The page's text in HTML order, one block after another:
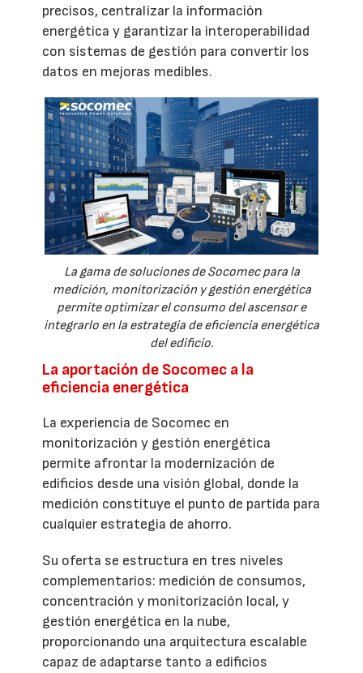
precisos, centralizar la información
energética y garantizar la interoperabilidad
con sistemas de gestión para convertir los
datos en mejoras medibles.
La gama de soluciones de Socomec para la
medición, monitorización y gestión energética
permite optimizar el consumo del ascensor e
integrarlo en la estrategia de eficiencia energética
del edificio.
La aportación de Socomec a la
eficiencia energética
La experiencia de Socomec en
monitorización y gestión energética
permite afrontar la modernización de
edificios desde una visión global, donde la
medición constituye el punto de partida para
cualquier estrategia de ahorro.
Su oferta se estructura en tres niveles
complementarios: medición de consumos,
concentración y monitorización local, y
gestión energética en la nube,
proporcionando una arquitectura escalable
capaz de adaptarse tanto a edificios